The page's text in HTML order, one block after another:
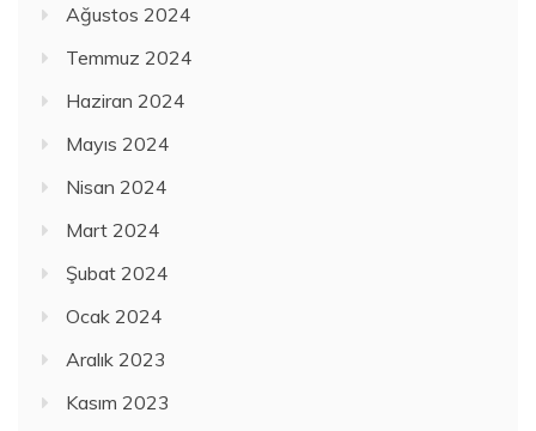
Ağustos 2024
Temmuz 2024
Haziran 2024
Mayıs 2024
Nisan 2024
Mart 2024
Şubat 2024
Ocak 2024
Aralık 2023
Kasım 2023